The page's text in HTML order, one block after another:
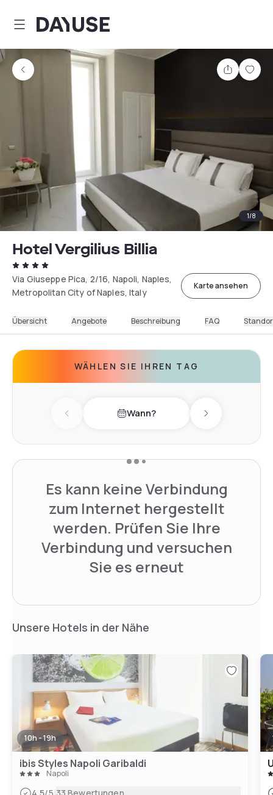
Dayuse
Teilen
1/8
Hotel Vergilius Billia
Via Giuseppe Pica, 2/16, Napoli, Naples,
Metropolitan City of Naples, Italy
Karte ansehen
Übersicht Angebote Beschreibung FAQ
WÄHLEN SIE IHREN TAG
Previous day Wann? Next day
Es kann keine Verbindung
zum Internet hergestellt
werden. Prüfen Sie Ihre
Verbindung und versuchen
Sie es erneut
Unsere Hotels in der Nähe
10h - 19h
ibis Styles Napoli Garibaldi
Napoli
4.5/5 33 Bewertungen